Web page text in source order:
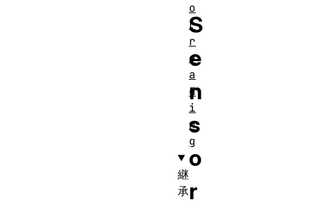
S
e
n
s
o
r
o
r
r
e
a
d
i
n
g
継
承